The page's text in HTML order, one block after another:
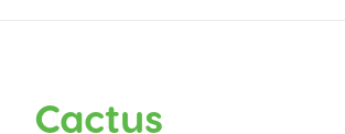
Cactus